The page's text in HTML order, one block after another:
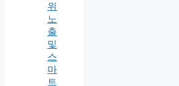
위
노
출
및
스
마
트